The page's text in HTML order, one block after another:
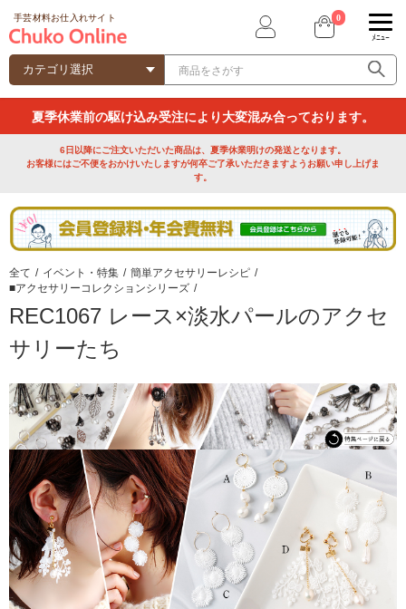
手芸材料お仕入れサイト 0
ﾒﾆｭｰ
夏季休業前の駆け込み受注により大変混み合っております。
6日以降にご注文いただいた商品は、夏季休業明けの発送となります。
お客様にはご不便をおかけいたしますが何卒ご了承いただきますようお願い申し上げま
す。
全て / イベント・特集 / 簡単アクセサリーレシピ /
■アクセサリーコレクションシリーズ /
REC1067 レース×淡水パールのアクセ
サリーたち